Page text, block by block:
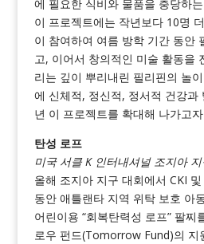
에 필요한 식비와 물품을 충당하
이 프로젝트에는 작년보다 10명
이 참여하여 여름 방학 기간 동안
고, 이어서 창의적인 미술 활동을
리는 깊이 뿌리내린 필리핀의 놀
에 신체적, 정신적, 정서적 건강과
년 이 프로젝트를 확대해 나가고
탄성 로프
미국 서클 K 인터내셔널 조지아 지
올해 조지아 지구 대회에서 CKI
동안 애틀랜타 지역 위탁 보호 아
어린이용 “회복탄력성 로프” 팔찌
로우 펀드(Tomorrow Fund)의 지